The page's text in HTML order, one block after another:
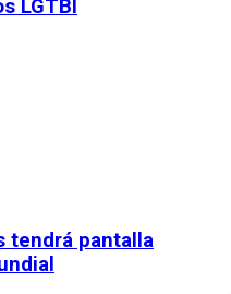
LGTBI
tendrá pantalla